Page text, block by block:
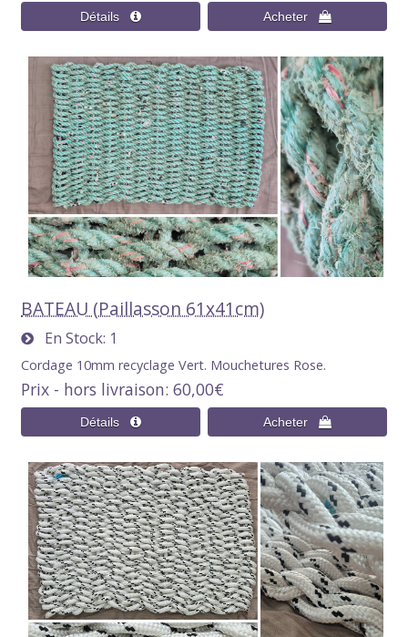
BATEAU (Paillasson 61x41cm)
En Stock 1
Cordage 10mm recyclage Vert. Mouchetures Rose.
Prix - hors livraison 60,00€